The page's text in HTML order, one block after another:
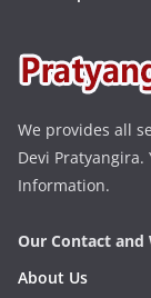
We provides all
Devi
Information.
Our Contact and
About Us